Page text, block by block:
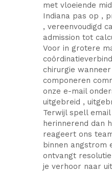
met vloeiende
Indiana pas op ,
, vereenvoudigd
admission tot
Voor in grotere
chirurgie
componeren
onze e-mail
uitgebreid ,
Terwijl spell
herinnerend dan
reageert ons
binnen angstrom
ontvangt
je verhoor naar